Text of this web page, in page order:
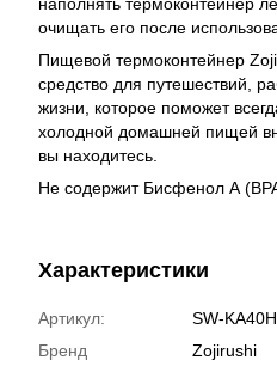
очищать его после
Пищевой термоконтейнер
средство для путешествий,
жизни, которое поможет
холодной домашней пищей
вы находитесь.
Не содержит Бисфенол А
Характеристики
Артикул:
SW-
Бренд
Zojirushi